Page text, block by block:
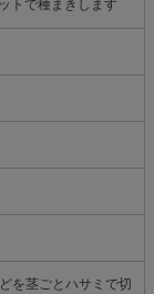
トで種まきします
を茎ごとハサミで切